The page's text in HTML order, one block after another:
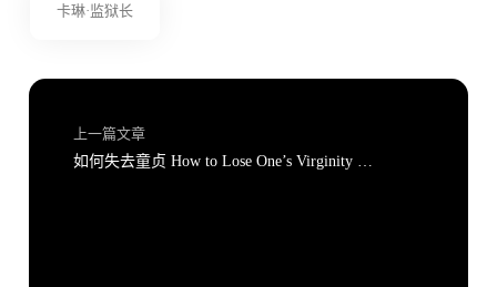
卡琳·监狱长
上一篇文章